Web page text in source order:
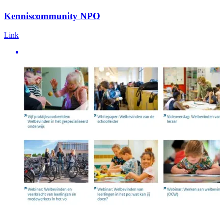
Kenniscommunity NPO
Link